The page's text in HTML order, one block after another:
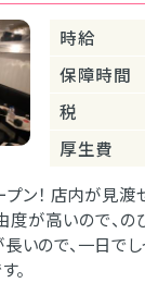
時給
保障時間
税
厚生費
プン！ 店内が見
度が高いので、
いので、一日で
。